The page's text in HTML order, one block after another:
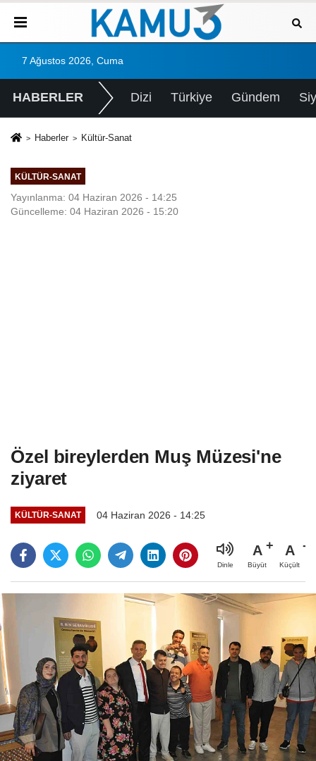
7 Ağustos 2026, Cuma
HABERLER Dizi Türkiye Gündem
Haberler Kültür-Sanat
KÜLTÜR-SANAT
Yayınlanma: 04 Haziran 2026 - 14:25
Güncelleme: 04 Haziran 2026 - 15:20
Özel bireylerden Muş Müzesi'ne
ziyaret
KÜLTÜR-SANAT 04 Haziran 2026 - 14:25
Dinle
A
Büyüt
A
Küçült